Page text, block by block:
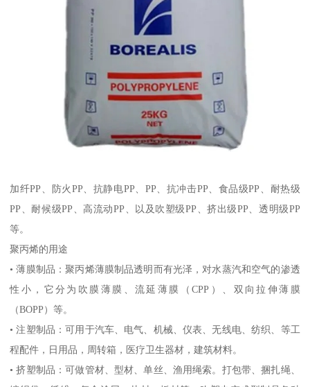
加纤PP 、防火 PP 、抗静电PP PP 、抗冲击PP 、食品级PP 、耐热级
PP 、耐候级PP 、高流动PP 、以及吹塑级PP 、挤出级PP 、透明级PP
等。
聚丙烯的用途
•薄膜制品：聚丙烯薄膜制品透明而有光泽，对水蒸汽和空气的渗透
性小，它分为吹膜薄膜、流延薄膜（CPP ）、双向拉伸薄膜
（BOPP ）等。
•注塑制品：可用于汽车、电气、机械、仪表、无线电、纺织、等工
程配件，日用品，周转箱，医疗卫生器材，建筑材料。
•挤塑制品：可做管材、型材、单丝、渔用绳索。打包带、捆扎绳、